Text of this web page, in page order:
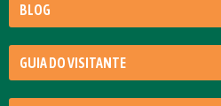
BLOG
GUIA DO VISITANTE